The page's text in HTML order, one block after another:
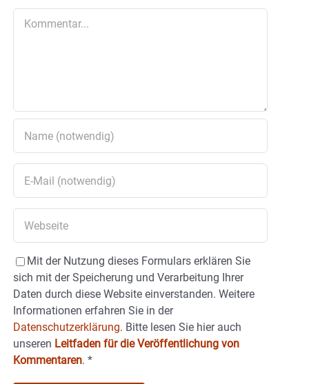
Mit der Nutzung dieses Formulars erklären Sie
sich mit der Speicherung und Verarbeitung Ihrer
Daten durch diese Website einverstanden. Weitere
Informationen erfahren Sie in der
Datenschutzerklärung. Bitte lesen Sie hier auch
unseren Leitfaden für die Veröffentlichung von
Kommentaren. *